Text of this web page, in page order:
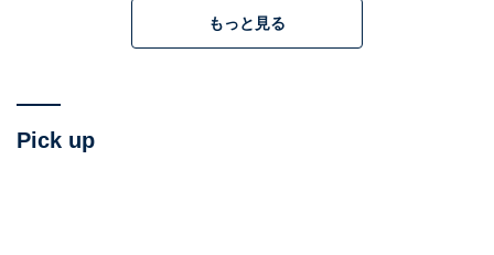
もっと見る
Pick up